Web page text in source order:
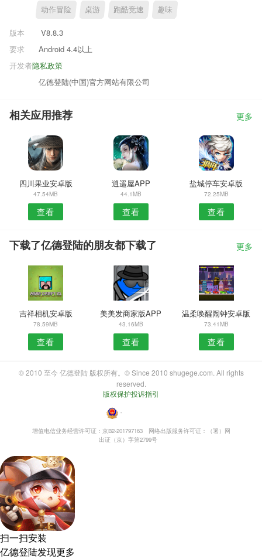
动作冒险 桌游 跑酷竞速 趣味
版本
V8.8.3
要求
Android 4.4以上
隐私政策
开发者
亿德登陆(中国)官方网站有限公司
相关应用推荐 更多
四川果业安卓版
47.54MB
查看
逍遥屋APP
44.1MB
查看
盐城停车安卓版
72.25MB
查看
下载了亿德登陆的朋友都下载了 更多
吉祥相机安卓版
78.59MB
查看
美美发商家版APP
43.16MB
查看
温柔唤醒闹钟安卓版
73.41MB
查看
© 2010 至今 亿德登陆 版权所有。© Since 2010 shugege.com. All rights
reserved.
版权保护投诉指引
・
增值电信业务经营许可证：京B2-201797163
网络出版服务许可证：（署）网
出证（京）字第2799号
扫一扫安装
亿德登陆发现更多